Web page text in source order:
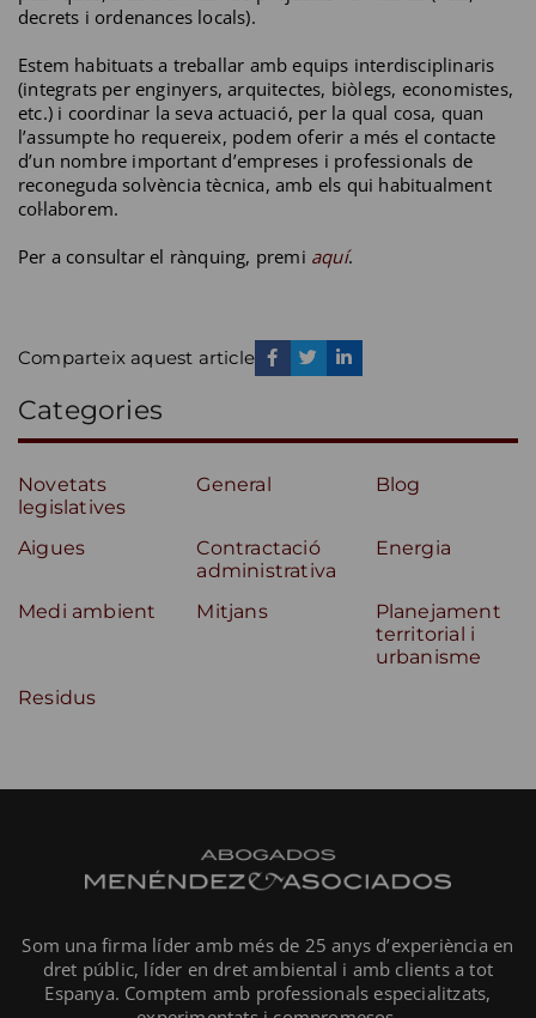
decrets i ordenances locals).
Estem habituats a treballar amb equips interdisciplinaris
(integrats per enginyers, arquitectes, biòlegs, economistes,
etc.) i coordinar la seva actuació, per la qual cosa, quan
l’assumpte ho requereix, podem oferir a més el contacte
d’un nombre important d’empreses i professionals de
reconeguda solvència tècnica, amb els qui habitualment
col·laborem.
Per a consultar el rànquing, premi aquí.
Comparteix aquest article
Categories
Novetats
legislatives
General Blog
Aigues
Contractació
administrativa
Energia
Medi ambient Mitjans
Planejament
territorial i
urbanisme
Residus
Som una firma líder amb més de 25 anys d’experiència en
dret públic, líder en dret ambiental i amb clients a tot
Espanya. Comptem amb professionals especialitzats,